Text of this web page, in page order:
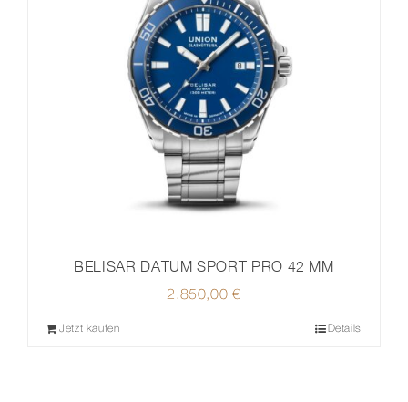
BELISAR DATUM SPORT PRO 42 MM
2.850,00€
Jetzt kaufen Details